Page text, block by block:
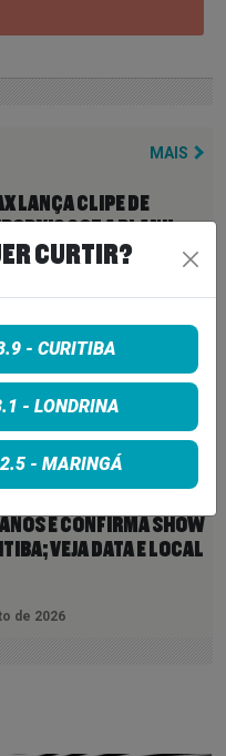
MAIS
LANÇA CLIPE DE
GOT A PLAN”
DA TURNÊ AO
IRON MAIDEN
“MINHA MÚSICA
PARA MIM E
PARA QUEM A ESCUTA”
de 2026
ANOS E CONFIRMA SHOW
VEJA DATA E LOCAL
de 2026
CURTIR?
- CURITIBA
- LONDRINA
- MARINGÁ